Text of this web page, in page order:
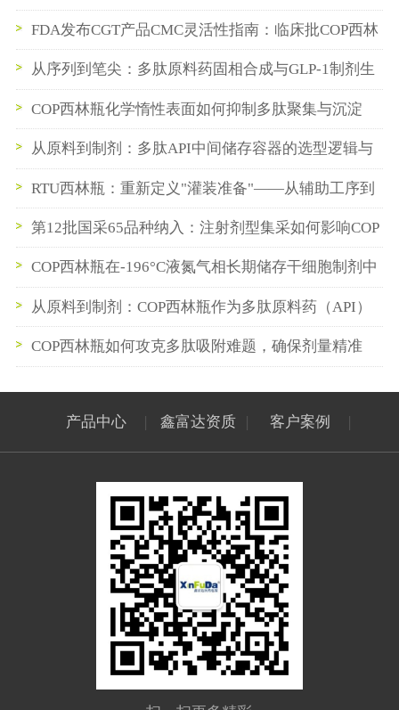
FDA发布CGT产品CMC灵活性指南：临床批COP西林
瓶数据如何支持BLA申报
从序列到笔尖：多肽原料药固相合成与GLP-1制剂生
产的无缝衔接实践
COP西林瓶化学惰性表面如何抑制多肽聚集与沉淀
从原料到制剂：多肽API中间储存容器的选型逻辑与
稳定性保障实践
RTU西林瓶：重新定义"灌装准备"——从辅助工序到
即插即用
第12批国采65品种纳入：注射剂型集采如何影响COP
西林瓶与预灌封供应链
COP西林瓶在-196°C液氮气相长期储存干细胞制剂中
的性能验证
从原料到制剂：COP西林瓶作为多肽原料药（API）
中间储存容器的最佳实践
COP西林瓶如何攻克多肽吸附难题，确保剂量精准
产品中心 | 鑫富达资质 | 客户案例 |